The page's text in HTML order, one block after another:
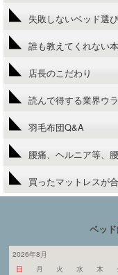
失敗しないベッド選び
誰も教えてくれない
店長のこだわり
読んで得する業界ウ
羽毛布団Q&A
腰痛、ヘルニア等、
買ったマットレスが
ベッ
2026年8月
日
月 火 水 木